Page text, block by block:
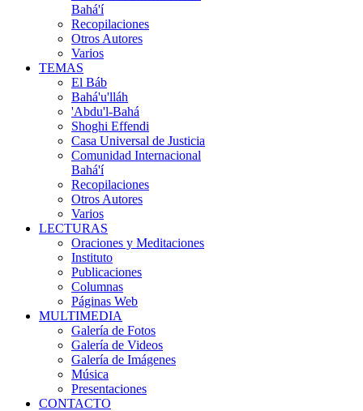
Bahá'í
Recopilaciones
Otros Autores
Varios
TEMAS
El Báb
Bahá'u'lláh
'Abdu'l-Bahá
Shoghi Effendi
Casa Universal de Justicia
Comunidad Internacional
Bahá'í
Recopilaciones
Otros Autores
Varios
LECTURAS
Oraciones y Meditaciones
Instituto
Publicaciones
Columnas
Páginas Web
MULTIMEDIA
Galería de Fotos
Galería de Videos
Galería de Imágenes
Música
Presentaciones
CONTACTO